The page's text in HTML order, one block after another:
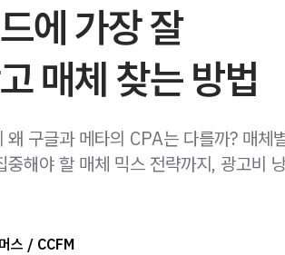
에 가장 잘
매체 찾는 방법
왜 구글과 메타의 CPA는 다를까? 매체
중해야 할 매체 믹스 전략까지, 광고비
스 / CCFM